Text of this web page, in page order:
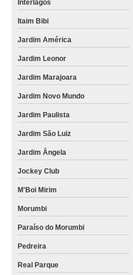
Interlagos
Itaim Bibi
Jardim América
Jardim Leonor
Jardim Marajoara
Jardim Novo Mundo
Jardim Paulista
Jardim São Luiz
Jardim Ângela
Jockey Club
M'Boi Mirim
Morumbi
Paraíso do Morumbi
Pedreira
Real Parque